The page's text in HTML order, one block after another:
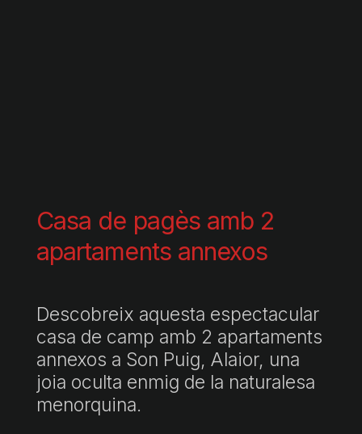
Casa de pagès amb 2
apartaments annexos
Descobreix aquesta espectacular
casa de camp amb 2 apartaments
annexos a Son Puig, Alaior, una
joia oculta enmig de la naturalesa
menorquina.